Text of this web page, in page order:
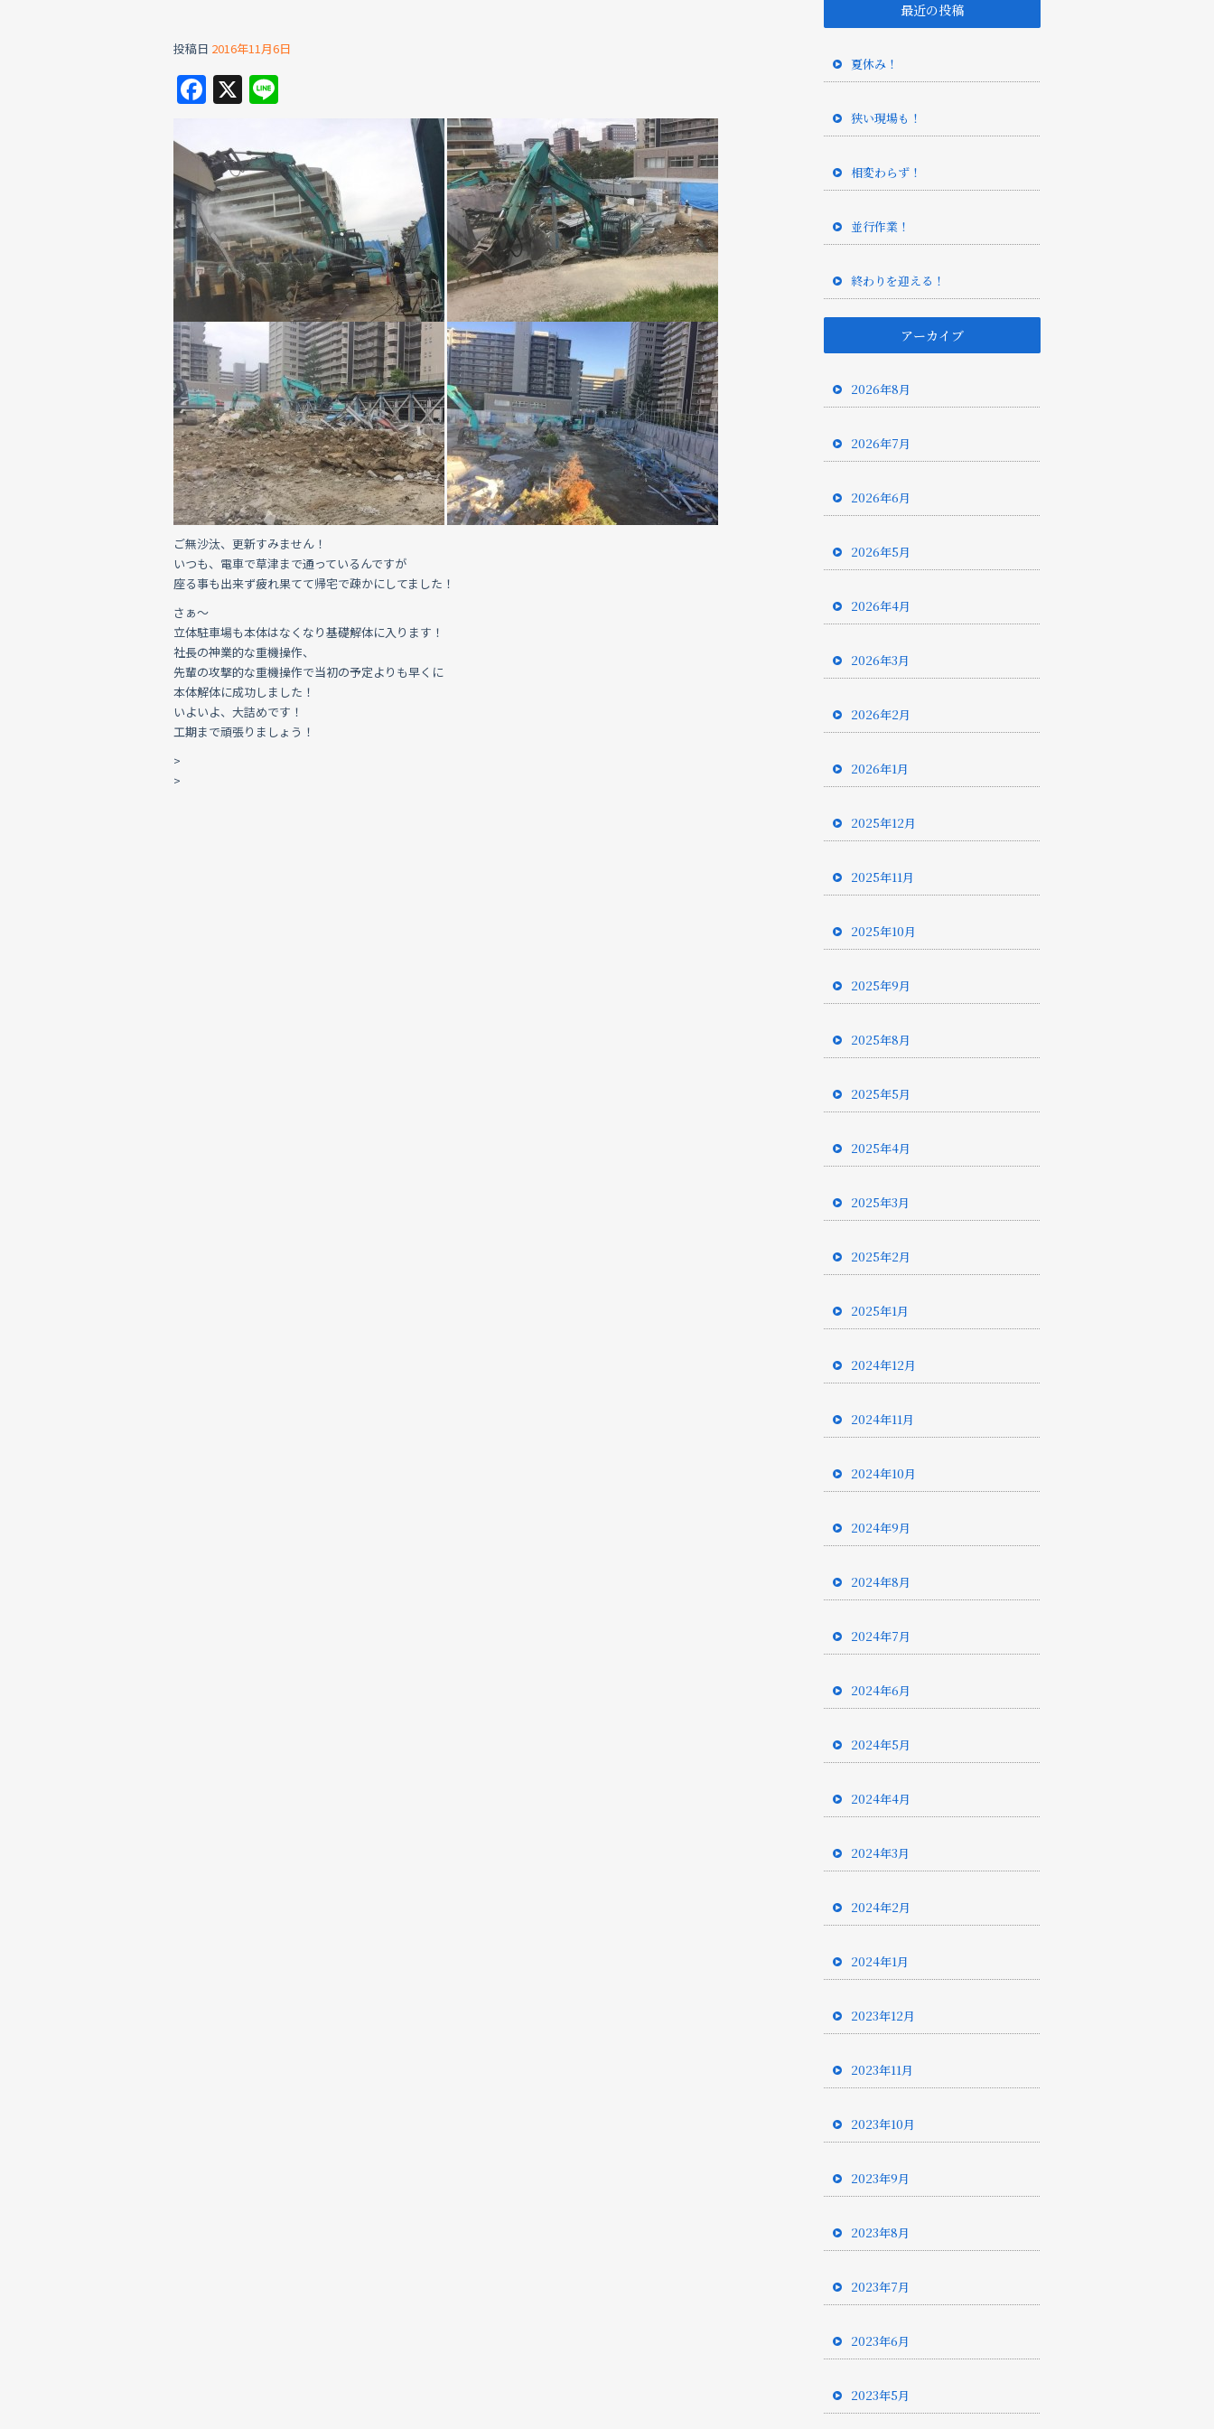
投稿日 2016年11月6日
F
a
c
e
b
o
o
k
X
e
ご無沙汰、更新すみません！
いつも、電車で草津まで通っているんですが
座る事も出来ず疲れ果てて帰宅で疎かにしてました！
さぁ〜
立体駐車場も本体はなくなり基礎解体に入ります！
社長の神業的な重機操作、
先輩の攻撃的な重機操作で当初の予定よりも早くに
本体解体に成功しました！
いよいよ、大詰めです！
工期まで頑張りましょう！
>
>
最近の投稿
夏休み！
狭い現場も！
相変わらず！
並行作業！
終わりを迎える！
アーカイブ
2026年8月
2026年7月
2026年6月
2026年5月
2026年4月
2026年3月
2026年2月
2026年1月
2025年12月
2025年11月
2025年10月
2025年9月
2025年8月
2025年5月
2025年4月
2025年3月
2025年2月
2025年1月
2024年12月
2024年11月
2024年10月
2024年9月
2024年8月
2024年7月
2024年6月
2024年5月
2024年4月
2024年3月
2024年2月
2024年1月
2023年12月
2023年11月
2023年10月
2023年9月
2023年8月
2023年7月
2023年6月
2023年5月